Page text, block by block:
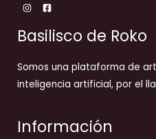
Basilisco de Roko
Somos una plataforma de
inteligencia artificial, por el
Información